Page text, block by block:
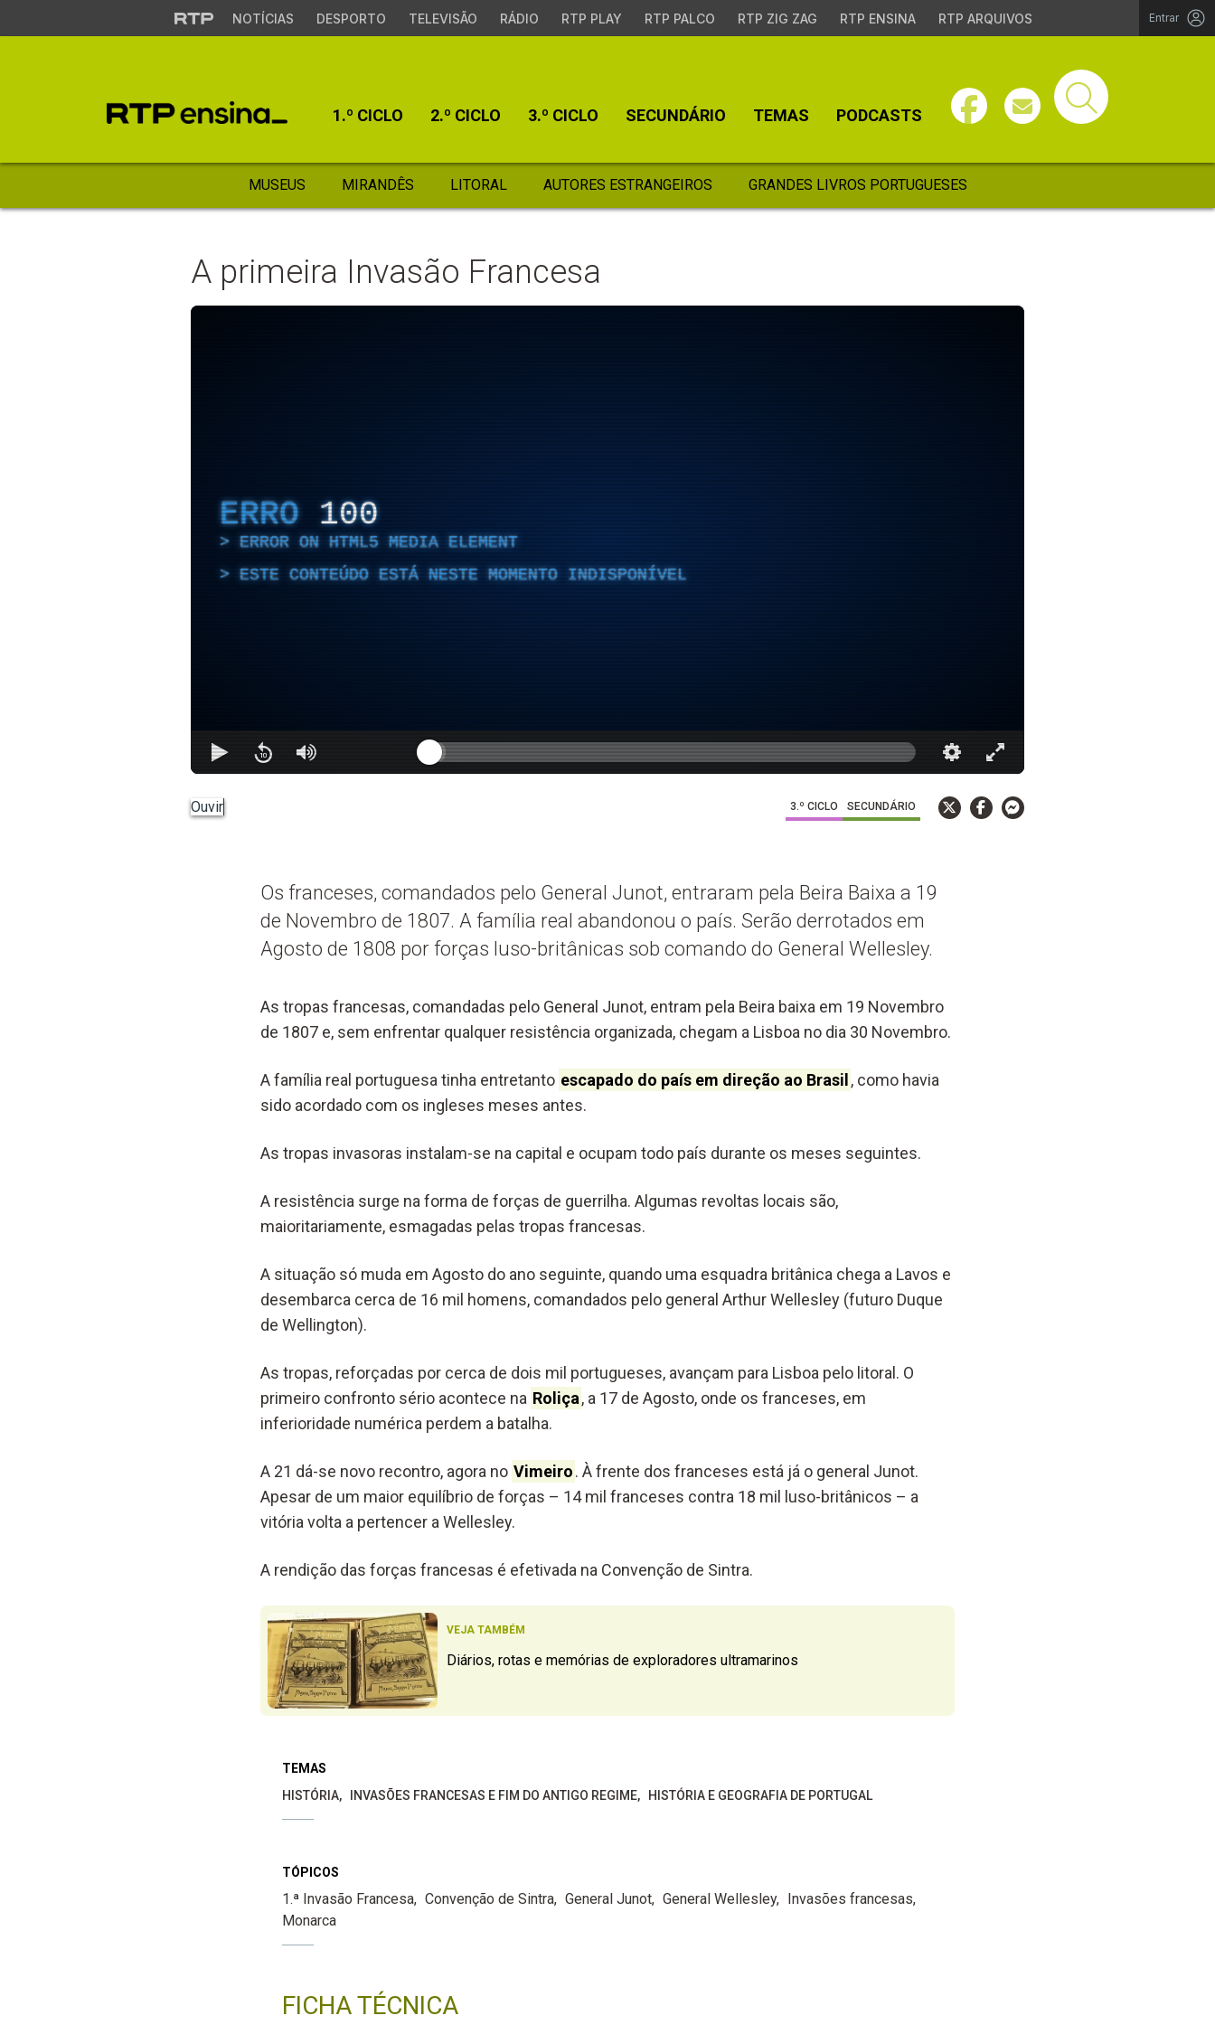
NOTÍCIAS DESPORTO TELEVISÃO RÁDIO RTP PLAY RTP PALCO RTP ZIG ZAG RTP ENSINA RTP ARQUIVOS Entrar
1.º CICLO 2.º CICLO 3.º CICLO SECUNDÁRIO TEMAS PODCASTS
MUSEUS MIRANDÊS LITORAL AUTORES ESTRANGEIROS GRANDES LIVROS PORTUGUESES
A primeira Invasão Francesa
ERRO 100
ERROR ON HTML5 MEDIA ELEMENT
ESTE CONTEÚDO ESTÁ NESTE MOMENTO INDISPONÍVEL
Ouvir 3.º CICLO SECUNDÁRIO
Os franceses, comandados pelo General Junot, entraram pela Beira Baixa a 19
de Novembro de 1807. A família real abandonou o país. Serão derrotados em
Agosto de 1808 por forças luso-britânicas sob comando do General Wellesley.
As tropas francesas, comandadas pelo General Junot, entram pela Beira baixa em 19 Novembro
de 1807 e, sem enfrentar qualquer resistência organizada, chegam a Lisboa no dia 30 Novembro.
A família real portuguesa tinha entretanto escapado do país em direção ao Brasil , como havia
sido acordado com os ingleses meses antes.
As tropas invasoras instalam-se na capital e ocupam todo país durante os meses seguintes.
A resistência surge na forma de forças de guerrilha. Algumas revoltas locais são,
maioritariamente, esmagadas pelas tropas francesas.
A situação só muda em Agosto do ano seguinte, quando uma esquadra britânica chega a Lavos e
desembarca cerca de 16 mil homens, comandados pelo general Arthur Wellesley (futuro Duque
de Wellington).
As tropas, reforçadas por cerca de dois mil portugueses, avançam para Lisboa pelo litoral. O
primeiro confronto sério acontece na Roliça, a 17 de Agosto, onde os franceses, em
inferioridade numérica perdem a batalha.
A 21 dá-se novo recontro, agora no Vimeiro. À frente dos franceses está já o general Junot.
Apesar de um maior equilíbrio de forças – 14 mil franceses contra 18 mil luso-britânicos – a
vitória volta a pertencer a Wellesley.
A rendição das forças francesas é efetivada na Convenção de Sintra.
VEJA TAMBÉM
Diários, rotas e memórias de exploradores ultramarinos
TEMAS
HISTÓRIA
INVASÕES FRANCESAS E FIM DO ANTIGO REGIME HISTÓRIA E GEOGRAFIA DE PORTUGAL
TÓPICOS
1.ª Invasão Francesa Convenção de Sintra General Junot General Wellesley
Invasões francesas
Monarca
FICHA TÉCNICA